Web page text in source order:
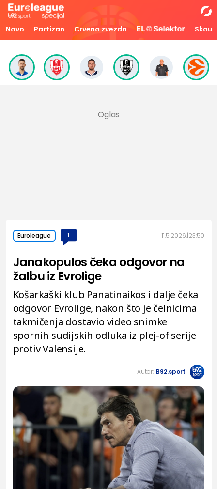
Novo Partizan Crvena zvezda Skaut
Euroleague 1 11.5.2026. 23:50
Janakopulos čeka odgovor na
žalbu iz Evrolige
Košarkaški klub Panatinaikos i dalje čeka
odgovor Evrolige, nakon što je čelnicima
takmičenja dostavio video snimke
spornih sudijskih odluka iz plej-of serije
protiv Valensije.
Autor: B92.sport